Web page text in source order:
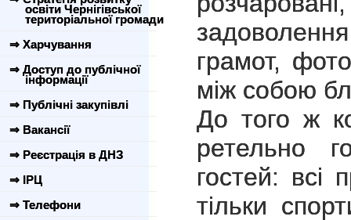
освіти Чернігівської
територіальної громади
⇒ Харчування
⇒ Доступ до публічної
інформації
⇒ Публічні закупівлі
⇒ Вакансії
⇒ Реєстрація в ДНЗ
⇒ ІРЦ
⇒ Телефони
грамот,
між собою
До того ж
ретельно
гостей: всі
тільки